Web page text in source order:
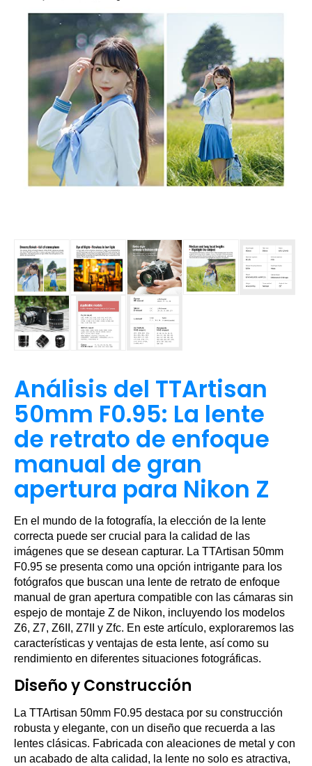
Análisis del TTArtisan
50mm F0.95: La lente
de retrato de enfoque
manual de gran
apertura para Nikon Z
En el mundo de la fotografía, la elección de la lente
correcta puede ser crucial para la calidad de las
imágenes que se desean capturar. La TTArtisan 50mm
F0.95 se presenta como una opción intrigante para los
fotógrafos que buscan una lente de retrato de enfoque
manual de gran apertura compatible con las cámaras sin
espejo de montaje Z de Nikon, incluyendo los modelos
Z6, Z7, Z6II, Z7II y Zfc. En este artículo, exploraremos las
características y ventajas de esta lente, así como su
rendimiento en diferentes situaciones fotográficas.
Diseño y Construcción
La TTArtisan 50mm F0.95 destaca por su construcción
robusta y elegante, con un diseño que recuerda a las
lentes clásicas. Fabricada con aleaciones de metal y con
un acabado de alta calidad, la lente no solo es atractiva,